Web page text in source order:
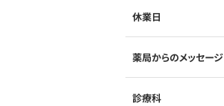
休業日
薬局からのメッセージ
診療科